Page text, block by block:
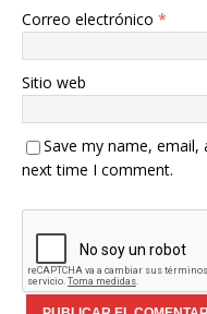
Correo electrónico *
Sitio web
Save my name,
next time I comment.